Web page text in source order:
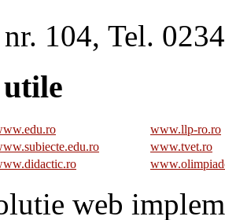
104, Tel.
www.llp-ro.ro
www.tvet.ro
web